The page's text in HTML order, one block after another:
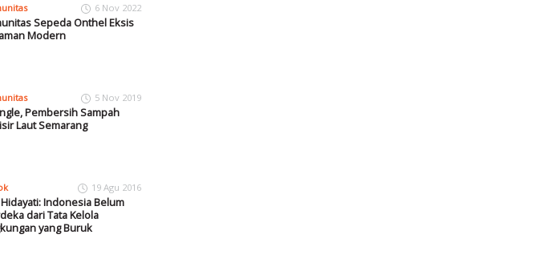
6 Nov 2022
Sepeda Onthel Eksis
Modern
5 Nov 2019
Pembersih Sampah
Laut Semarang
19 Agu 2016
Indonesia Belum
dari Tata Kelola
yang Buruk